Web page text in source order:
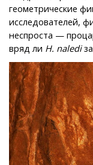
геометрические
исследователей,
неспроста —
вряд ли H. naledi